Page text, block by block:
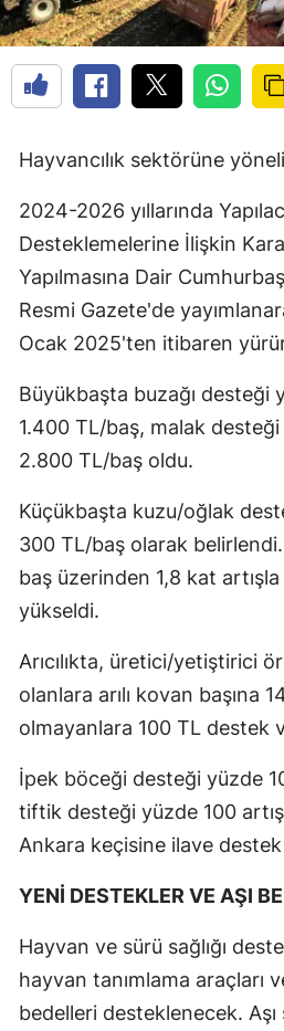
Hayvancılık sektörüne
2024-2026 yıllarında
Desteklemelerine İlişkin
Yapılmasına Dair
Resmi Gazete'de
Ocak 2025'ten itibaren
Büyükbaşta buzağı desteği
1.400 TL/baş, malak desteği
2.800 TL/baş oldu.
Küçükbaşta kuzu/oğlak
300 TL/baş olarak
baş üzerinden 1,8 kat artışla
yükseldi.
Arıcılıkta, üretici/yetiştirici
olanlara arılı kovan başına
olmayanlara 100 TL destek
İpek böceği desteği yüzde
tiftik desteği yüzde 100
Ankara keçisine ilave destek
YENİ DESTEKLER VE AŞI
Hayvan ve sürü sağlığı
hayvan tanımlama araçları
bedelleri desteklenecek. Aşı